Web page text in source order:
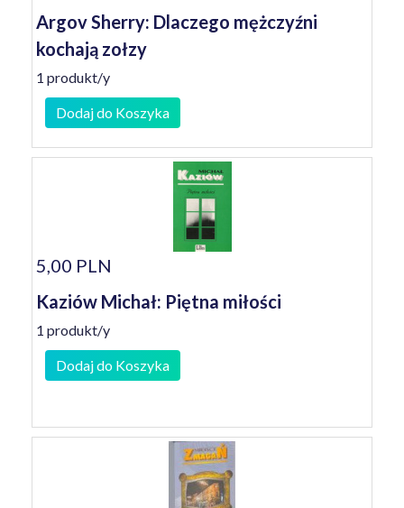
Argov Sherry: Dlaczego mężczyźni
kochają zołzy
1 produkt/y
Dodaj do Koszyka
5,00 PLN
Kaziów Michał: Piętna miłości
1 produkt/y
Dodaj do Koszyka